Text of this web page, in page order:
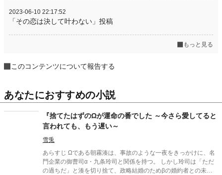
2023-06-10 22:17:52
「その恋は決して叶わない」投稿
もっと見る
このコンテンツについて報告する
あなたにおすすめの小説
『捨てたはずのΩが運命の番でした ～今さら愛してると
言われても、もう遅い～
雪兎
あらすじ Ωである朝霧湊は、事故のような一夜をきっかけに、名
門企業の御曹司α・九条玲司と関係を持つ。 しかし玲司は「ただ
の過ちだ」と湊を切り捨て、政略結婚のためβの婚約者との未来